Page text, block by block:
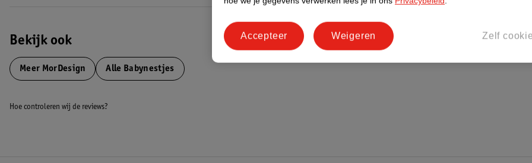
Bekijk ook
Meer MorDesign Alle Babynestjes
Hoe controleren wij de reviews?
Zelf
Weigeren
Accepteer